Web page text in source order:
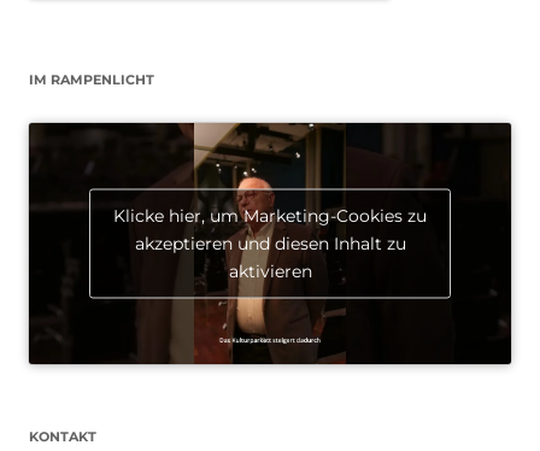
IM RAMPENLICHT
Klicke hier, um Marketing-Cookies zu
akzeptieren und diesen Inhalt zu
aktivieren
KONTAKT